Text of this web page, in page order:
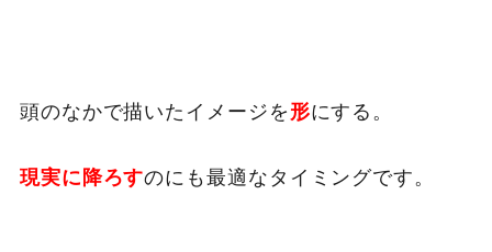
頭のなかで描いたイメージを形にする。
現実に降ろすのにも最適なタイミングです。